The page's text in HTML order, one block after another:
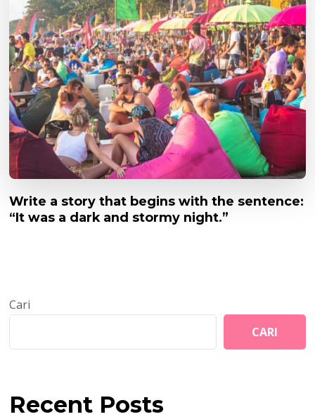
Write a story that begins with the sentence:
“It was a dark and stormy night.”
Cari
CARI
Recent Posts